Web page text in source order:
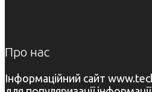
Про нас
Інформаційний сайт